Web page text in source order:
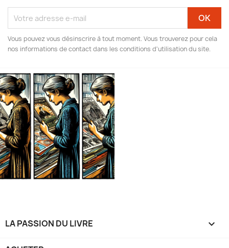
Vous pouvez vous désinscrire à tout moment. Vous trouverez pour cela
nos informations de contact dans les conditions d'utilisation du site.
LA PASSION DU LIVRE 